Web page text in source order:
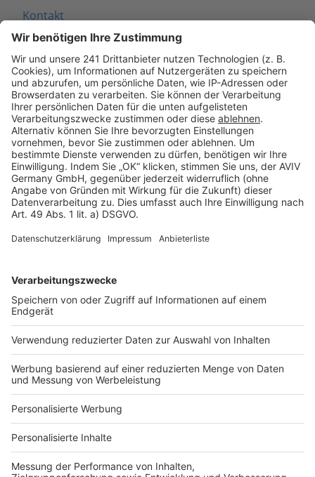
Kontakt
Seitenaufbau
Barrierefreiheit
Cookie Einstellungen
Rechtliches
AGB-Übersicht
Datenschutz
Impressum
Services
Bauprojekt-Quiz
Häuser-Suche
Hausanbieter-Suche
Bauprojekt-Profil
Für Unternehmen
Ihre Baufirma auf bauen.de
Kostenloses Infogespräch